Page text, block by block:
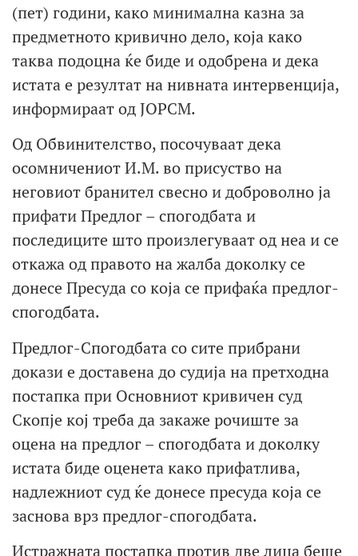
(пет) години, како минимална казна за
предметното кривично дело, која како
таква подоцна ќе биде и одобрена и дека
истата е резултат на нивната интервенција,
информираат од ЈОРСМ.
Од Обвинителство, посочуваат дека
осомничениот И.М. во присуство на
неговиот бранител свесно и доброволно ја
прифати Предлог – спогодбата и
последиците што произлегуваат од неа и се
откажа од правото на жалба доколку се
донесе Пресуда со која се прифаќа предлог-
спогодбата.
Предлог-Спогодбата со сите прибрани
докази е доставена до судија на претходна
постапка при Основниот кривичен суд
Скопје кој треба да закаже рочиште за
оцена на предлог – спогодбата и доколку
истата биде оценета како прифатлива,
надлежниот суд ќе донесе пресуда која се
заснова врз предлог-спогодбата.
Истражната постапка против две лица беше